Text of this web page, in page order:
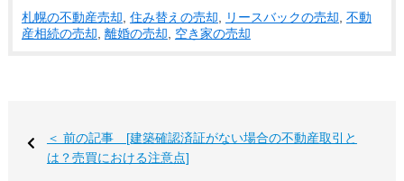
札幌の不動産売却 住み替えの売却 リースバックの売却 不動
産相続の売却 離婚の売却 空き家の売却
＜ 前の記事 [建築確認済証がない場合の不動産取引と
は？売買における注意点]